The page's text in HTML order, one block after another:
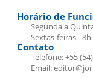
Horário de
Segunda a
Sextas-feiras -
Contato
Telefone: +55
Email: